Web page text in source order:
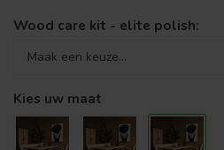
Wood care kit - elite polish:
Kies uw maat